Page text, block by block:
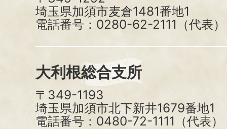
埼玉県加須市麦倉1481番地1
電話番号：0280-62-2111（代表）
大利根総合支所
〒349-1193
埼玉県加須市北下新井1679番地1
電話番号：0480-72-1111（代表）